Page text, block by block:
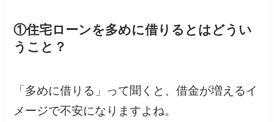
①住宅ローンを多めに借りるとはどうい
うこと？
「多めに借りる」って聞くと、借金が増えるイ
メージで不安になりますよね。